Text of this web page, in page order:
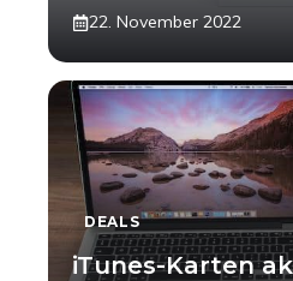
22. November 2022
DEALS
iTunes-Karten